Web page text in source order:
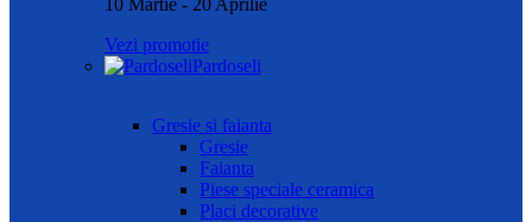
Vezi promotie
Pardoseli
Gresie si faianta
Gresie
Faianta
Piese speciale ceramica
Placi decorative